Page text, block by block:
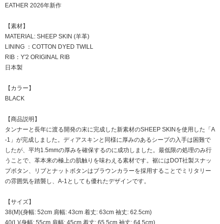
EATHER 2026年新作
【素材】
MATERIAL: SHEEP SKIN (羊革)
LINING ：COTTON DYED TWILL
RIB：Y'2 ORIGINAL RIB
日本製
【カラー】
BLACK
【商品説明】
タンナーと長年に渡る開発の末に完成した新素材のSHEEP SKINを使用した「A
-1」が完成しました。ディアスキンと同様に厚みのあるシープの入手は困難で
したが、平均1.5mmの厚みを確保するのに成功しました。最低限の処理のみ行
うことで、革本来の極上の肌触りを味わえる素材です。裾にはDOT社製スナッ
プボタン、リブとナットボタンはブラウンカラーを採用することでミリタリー
の雰囲気を踏襲し、A-1としても優れたデザインです。
【サイズ】
38(M)(身幅: 52cm 肩幅: 43cm 着丈: 63cm 袖丈: 62.5cm)